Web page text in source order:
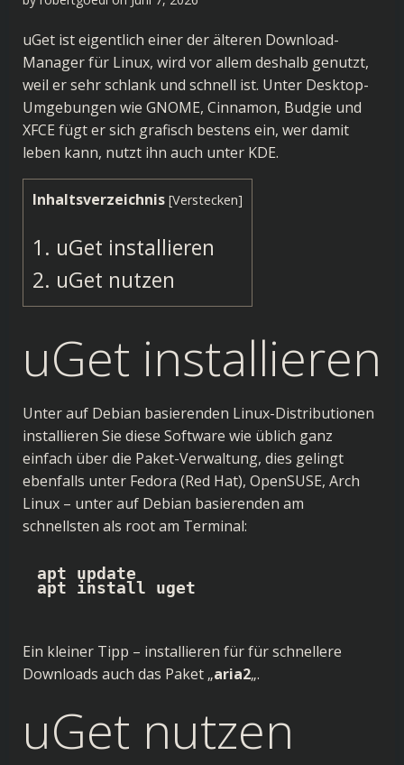
uGet ist eigentlich einer der älteren Download-
Manager für Linux, wird vor allem deshalb genutzt,
weil er sehr schlank und schnell ist. Unter Desktop-
Umgebungen wie GNOME, Cinnamon, Budgie und
XFCE fügt er sich grafisch bestens ein, wer damit
leben kann, nutzt ihn auch unter KDE.
Inhaltsverzeichnis [Verstecken]
1. uGet installieren
2. uGet nutzen
uGet installieren
Unter auf Debian basierenden Linux-Distributionen
installieren Sie diese Software wie üblich ganz
einfach über die Paket-Verwaltung, dies gelingt
ebenfalls unter Fedora (Red Hat), OpenSUSE, Arch
Linux – unter auf Debian basierenden am
schnellsten als root am Terminal:
apt update
apt install uget
Ein kleiner Tipp – installieren für für schnellere
Downloads auch das Paket „aria2„.
uGet nutzen